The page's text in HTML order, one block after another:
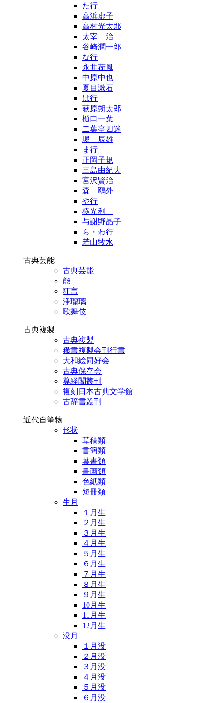
た行
高浜虚子
高村光太郎
太宰 治
谷崎潤一郎
な行
永井荷風
中原中也
夏目漱石
は行
萩原朔太郎
樋口一葉
二葉亭四迷
堀 辰雄
ま行
正岡子規
三島由紀夫
宮沢賢治
森 鴎外
や行
横光利一
与謝野晶子
ら・わ行
若山牧水
古典芸能
古典芸能
能
狂言
浄瑠璃
歌舞伎
古典複製
古典複製
稀書複製会刊行書
大和絵同好会
古典保存会
尊経閣叢刊
複刻日本古典文学館
古辞書叢刊
近代自筆物
形状
草稿類
書簡類
葉書類
書画類
色紙類
短冊類
生月
１月生
２月生
３月生
４月生
５月生
６月生
７月生
８月生
９月生
10月生
11月生
12月生
没月
１月没
２月没
３月没
４月没
５月没
６月没